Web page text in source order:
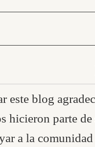
este blog
hicieron parte de
a la